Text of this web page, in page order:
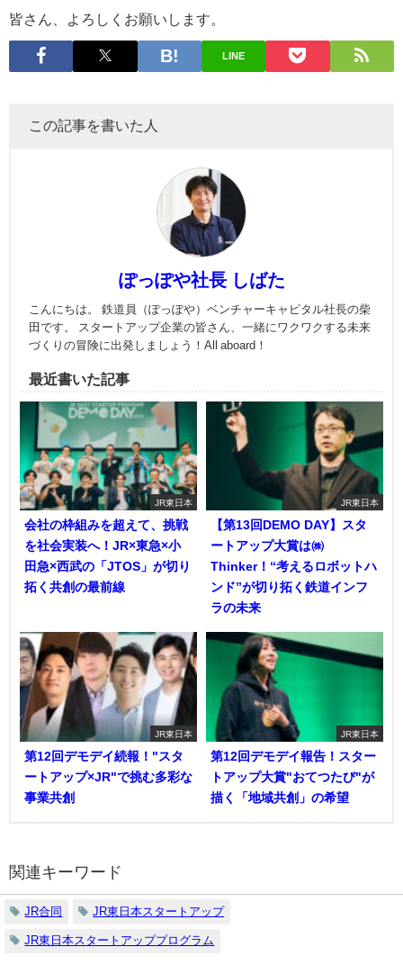
皆さん、よろしくお願いします。
LINE
この記事を書いた人
ぽっぽや社長 しばた
こんにちは。 鉄道員（ぽっぽや）ベンチャーキャピタル社長の柴
田です。 スタートアップ企業の皆さん、一緒にワクワクする未来
づくりの冒険に出発しましょう！All aboard！
最近書いた記事
JR東日本
会社の枠組みを超えて、挑戦
を社会実装へ！JR×東急×小
田急×西武の「JTOS」が切り
拓く共創の最前線
JR東日本
【第13回DEMO DAY】スタ
ートアップ大賞は㈱
Thinker！“考えるロボットハ
ンド”が切り拓く鉄道インフ
ラの未来
JR東日本
第12回デモデイ続報！"スタ
ートアップ×JR"で挑む多彩な
事業共創
JR東日本
第12回デモデイ報告！スター
トアップ大賞"おてつたび"が
描く「地域共創」の希望
関連キーワード
JR合同 JR東日本スタートアップ
JR東日本スタートアッププログラム